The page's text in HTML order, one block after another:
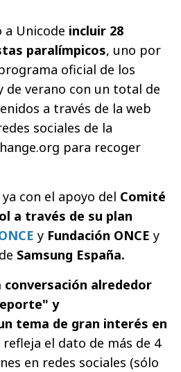
a Unicode incluir 28
paralímpicos, uno por
oficial de los
de verano con un total de
a través de la web
sociales de la
para recoger
con el apoyo del Comité
a través de su plan
y Fundación ONCE y
Samsung España.
conversación alrededor
y
tema de gran interés en
refleja el dato de más de 4
en redes sociales (sólo